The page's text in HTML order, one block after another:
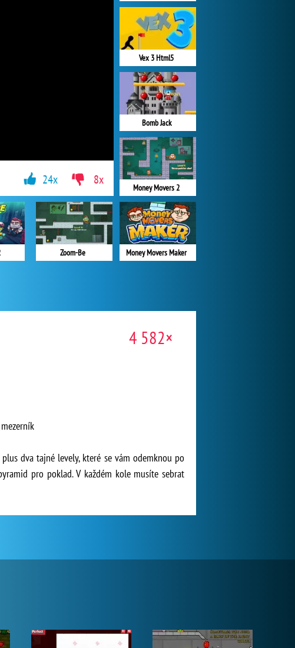
Vex 3 Html5
Bomb Jack
Money Movers 2
Money Movers Maker
Zoom-Be
24x 8x
4 582×
dva tajné levely, které se vám odemknou po
pro poklad. V každém kole musíte sebrat